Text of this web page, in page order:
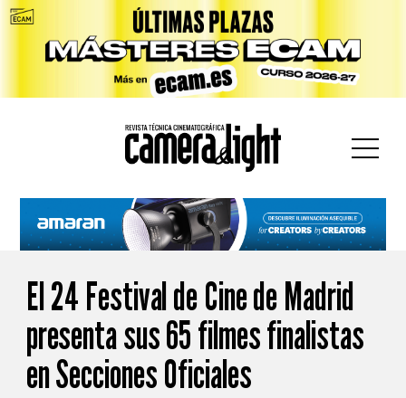
El 24 Festival de Cine de Madrid
presenta sus 65 filmes finalistas
en Secciones Oficiales